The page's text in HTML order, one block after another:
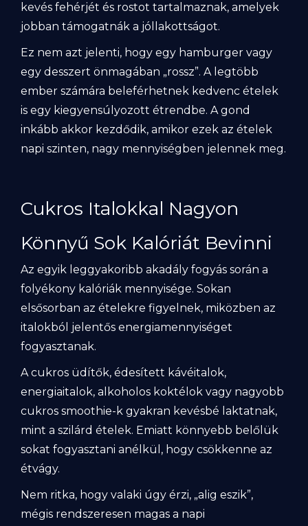
kevés fehérjét és rostot tartalmaznak, amelyek
jobban támogatnák a jóllakottságot.
Ez nem azt jelenti, hogy egy hamburger vagy
egy desszert önmagában „rossz”. A legtöbb
ember számára beleférhetnek kedvenc ételek
is egy kiegyensúlyozott étrendbe. A gond
inkább akkor kezdődik, amikor ezek az ételek
napi szinten, nagy mennyiségben jelennek meg.
Cukros Italokkal Nagyon
Könnyű Sok Kalóriát Bevinni
Az egyik leggyakoribb akadály fogyás során a
folyékony kalóriák mennyisége. Sokan
elsősorban az ételekre figyelnek, miközben az
italokból jelentős energiamennyiséget
fogyasztanak.
A cukros üdítők, édesített kávéitalok,
energiaitalok, alkoholos koktélok vagy nagyobb
cukros smoothie-k gyakran kevésbé laktatnak,
mint a szilárd ételek. Emiatt könnyebb belőlük
sokat fogyasztani anélkül, hogy csökkenne az
étvágy.
Nem ritka, hogy valaki úgy érzi, „alig eszik”,
mégis rendszeresen magas a napi